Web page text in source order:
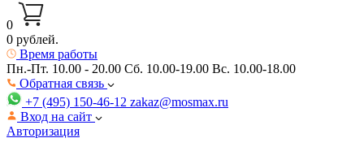
0
0 рублей.
Время работы
Пн.-Пт. 10.00 - 20.00 Сб. 10.00-19.00 Вс. 10.00-18.00
Обратная связь
+7 (495) 150-46-12 zakaz@mosmax.ru
Вход на сайт
Авторизация